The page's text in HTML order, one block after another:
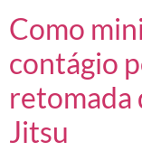
Como
contágio
retomada
Jitsu